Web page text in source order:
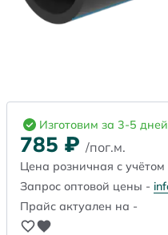
Изготовим за 3-5 дней
785 ₽ /пог.м.
Цена розничная с
Запрос оптовой цены -
Прайс актуален на -